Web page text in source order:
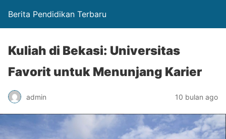
Berita Pendidikan Terbaru
Kuliah di Bekasi: Universitas
Favorit untuk Menunjang Karier
admin 10 bulan ago